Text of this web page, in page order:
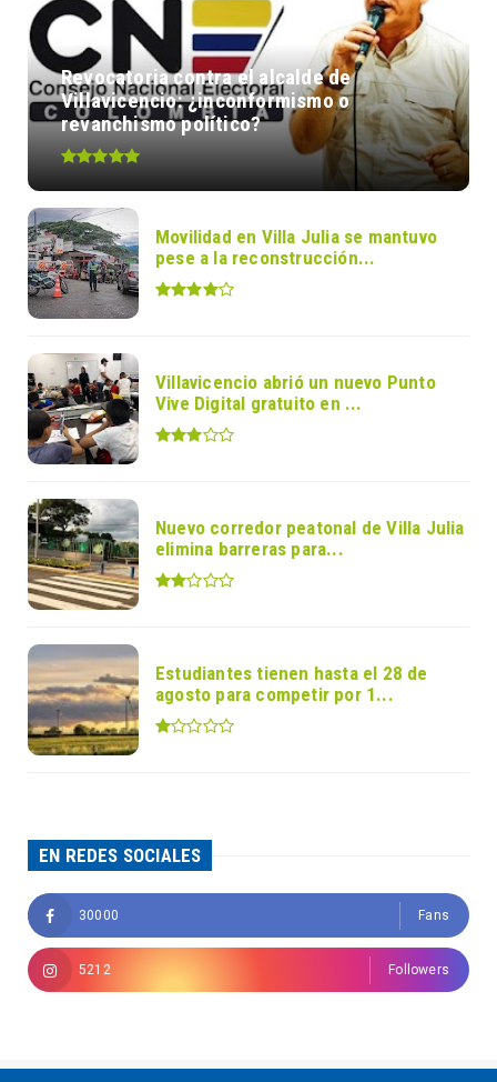
Revocatoria contra el alcalde de
Villavicencio: ¿inconformismo o
revanchismo político?
Movilidad en Villa Julia se mantuvo
pese a la reconstrucción...
Villavicencio abrió un nuevo Punto
Vive Digital gratuito en ...
Nuevo corredor peatonal de Villa Julia
elimina barreras para...
Estudiantes tienen hasta el 28 de
agosto para competir por 1...
EN REDES SOCIALES
30000 Fans
5212 Followers